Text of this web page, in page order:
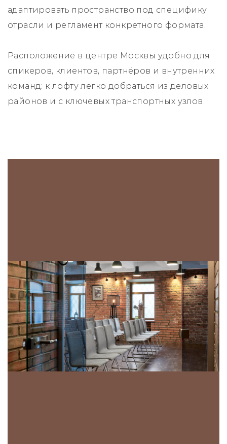
адаптировать пространство под специфику
отрасли и регламент конкретного формата.
Расположение в центре Москвы удобно для
спикеров, клиентов, партнёров и внутренних
команд: к лофту легко добраться из деловых
районов и с ключевых транспортных узлов.